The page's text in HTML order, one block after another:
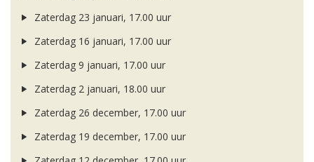
Zaterdag 23 januari, 17.00 uur
Zaterdag 16 januari, 17.00 uur
Zaterdag 9 januari, 17.00 uur
Zaterdag 2 januari, 18.00 uur
Zaterdag 26 december, 17.00 uur
Zaterdag 19 december, 17.00 uur